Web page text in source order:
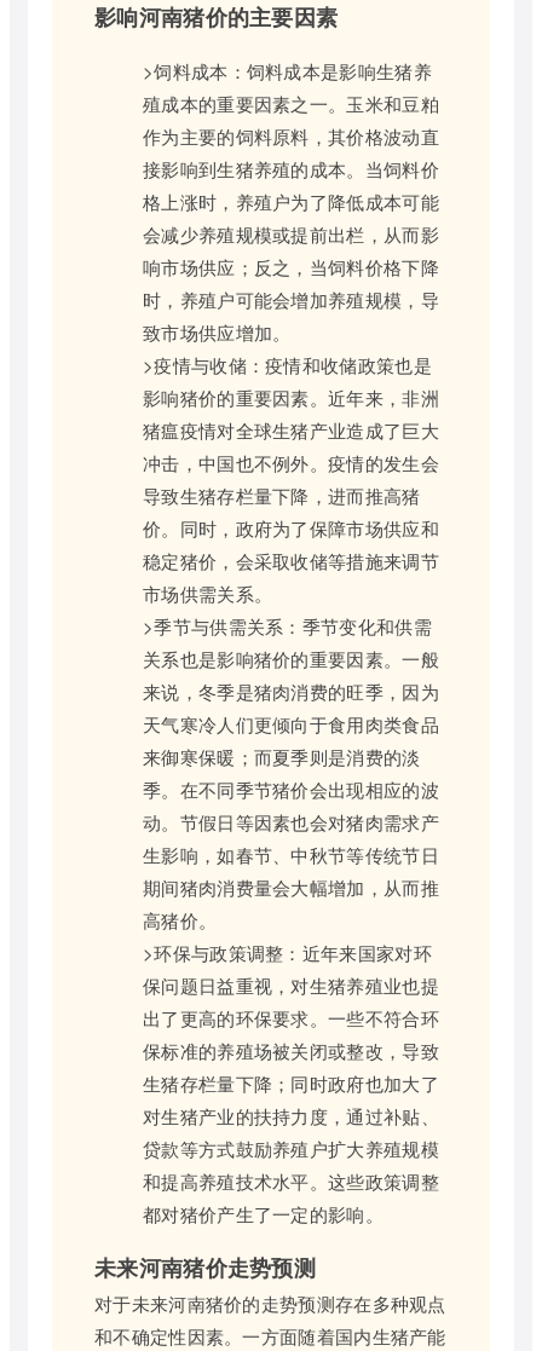
影响河南猪价的主要因素
>饲料成本：饲料成本是影响生猪养
殖成本的重要因素之一。玉米和豆粕
作为主要的饲料原料，其价格波动直
接影响到生猪养殖的成本。当饲料价
格上涨时，养殖户为了降低成本可能
会减少养殖规模或提前出栏，从而影
响市场供应；反之，当饲料价格下降
时，养殖户可能会增加养殖规模，导
致市场供应增加。
>疫情与收储：疫情和收储政策也是
影响猪价的重要因素。近年来，非洲
猪瘟疫情对全球生猪产业造成了巨大
冲击，中国也不例外。疫情的发生会
导致生猪存栏量下降，进而推高猪
价。同时，政府为了保障市场供应和
稳定猪价，会采取收储等措施来调节
市场供需关系。
>季节与供需关系：季节变化和供需
关系也是影响猪价的重要因素。一般
来说，冬季是猪肉消费的旺季，因为
天气寒冷人们更倾向于食用肉类食品
来御寒保暖；而夏季则是消费的淡
季。在不同季节猪价会出现相应的波
动。节假日等因素也会对猪肉需求产
生影响，如春节、中秋节等传统节日
期间猪肉消费量会大幅增加，从而推
高猪价。
>环保与政策调整：近年来国家对环
保问题日益重视，对生猪养殖业也提
出了更高的环保要求。一些不符合环
保标准的养殖场被关闭或整改，导致
生猪存栏量下降；同时政府也加大了
对生猪产业的扶持力度，通过补贴、
贷款等方式鼓励养殖户扩大养殖规模
和提高养殖技术水平。这些政策调整
都对猪价产生了一定的影响。
未来河南猪价走势预测
对于未来河南猪价的走势预测存在多种观点
和不确定性因素。一方面随着国内生猪产能